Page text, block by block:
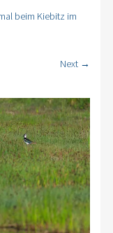
beim Kiebitz im
Next →